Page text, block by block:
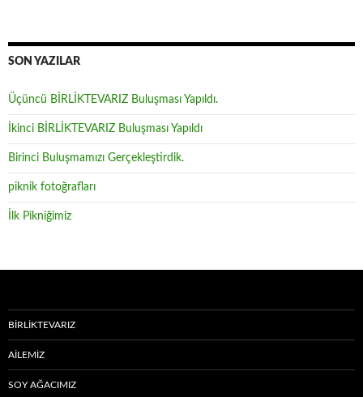
SON YAZILAR
Üçüncü BİRLİKTEVARIZ Buluşması Yapıldı.
İkinci BİRLİKTEVARIZ Buluşması Yapıldı
Birinci Buluşmamızı Gerçekleştirdik.
piknik fotoğrafları
İlk Pikniğimiz
BİRLİKTEVARIZ
AİLEMİZ
SOY AĞACIMIZ